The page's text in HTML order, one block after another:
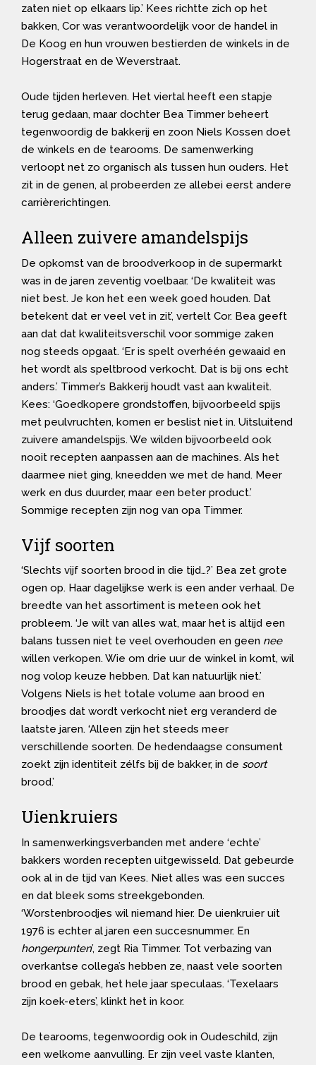
zaten niet op elkaars lip.’ Kees richtte zich op het
bakken, Cor was verantwoordelijk voor de handel in
De Koog en hun vrouwen bestierden de winkels in de
Hogerstraat en de Weverstraat.
Oude tijden herleven. Het viertal heeft een stapje
terug gedaan, maar dochter Bea Timmer beheert
tegenwoordig de bakkerij en zoon Niels Kossen doet
de winkels en de tearooms. De samenwerking
verloopt net zo organisch als tussen hun ouders. Het
zit in de genen, al probeerden ze allebei eerst andere
carrièrerichtingen.
Alleen zuivere amandelspijs
De opkomst van de broodverkoop in de supermarkt
was in de jaren zeventig voelbaar. ‘De kwaliteit was
niet best. Je kon het een week goed houden. Dat
betekent dat er veel vet in zit’, vertelt Cor. Bea geeft
aan dat dat kwaliteitsverschil voor sommige zaken
nog steeds opgaat. ‘Er is spelt overhéén gewaaid en
het wordt als speltbrood verkocht. Dat is bij ons echt
anders.’ Timmer’s Bakkerij houdt vast aan kwaliteit.
Kees: ‘Goedkopere grondstoffen, bijvoorbeeld spijs
met peulvruchten, komen er beslist niet in. Uitsluitend
zuivere amandelspijs. We wilden bijvoorbeeld ook
nooit recepten aanpassen aan de machines. Als het
daarmee niet ging, kneedden we met de hand. Meer
werk en dus duurder, maar een beter product.’
Sommige recepten zijn nog van opa Timmer.
Vijf soorten
‘Slechts vijf soorten brood in die tijd…?’ Bea zet grote
ogen op. Haar dagelijkse werk is een ander verhaal. De
breedte van het assortiment is meteen ook het
probleem. ‘Je wilt van alles wat, maar het is altijd een
balans tussen niet te veel overhouden en geen nee
willen verkopen. Wie om drie uur de winkel in komt, wil
nog volop keuze hebben. Dat kan natuurlijk niet.’
Volgens Niels is het totale volume aan brood en
broodjes dat wordt verkocht niet erg veranderd de
laatste jaren. ‘Alleen zijn het steeds meer
verschillende soorten. De hedendaagse consument
zoekt zijn identiteit zélfs bij de bakker, in de soort
brood.’
Uienkruiers
In samenwerkingsverbanden met andere ‘echte’
bakkers worden recepten uitgewisseld. Dat gebeurde
ook al in de tijd van Kees. Niet alles was een succes
en dat bleek soms streekgebonden.
‘Worstenbroodjes wil niemand hier. De uienkruier uit
1976 is echter al jaren een succesnummer. En
hongerpunten’, zegt Ria Timmer. Tot verbazing van
overkantse collega’s hebben ze, naast vele soorten
brood en gebak, het hele jaar speculaas. ‘Texelaars
zijn koek-eters’, klinkt het in koor.
De tearooms, tegenwoordig ook in Oudeschild, zijn
een welkome aanvulling. Er zijn veel vaste klanten,